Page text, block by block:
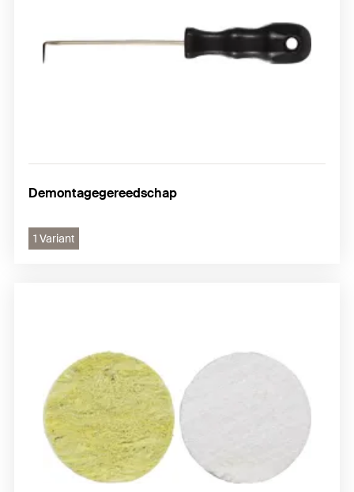
Demontagegereedschap
1 Variant